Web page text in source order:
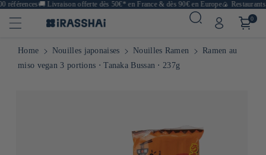
🚚Livraison offerte dès 50€* en France & dès 90€ en Europe🍙 Restaurants,
0
Home Nouilles japonaises Nouilles Ramen
Ramen au
miso vegan 3 portions ⋅ Tanaka Bussan ⋅ 237g